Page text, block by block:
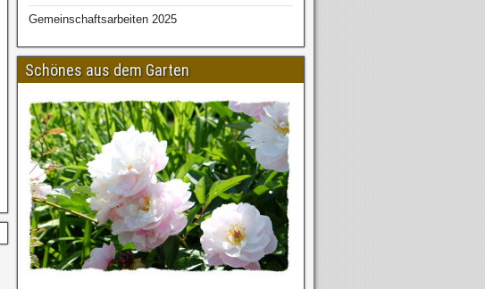
Gemeinschaftsarbeiten 2025
Schönes aus dem Garten